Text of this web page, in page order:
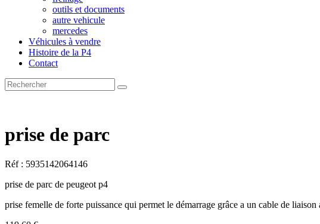
outils et documents
autre vehicule
mercedes
Véhicules à vendre
Histoire de la P4
Contact
prise de parc
Réf : 5935142064146
prise de parc de peugeot p4
prise femelle de forte puissance qui permet le démarrage grâce a un cable de